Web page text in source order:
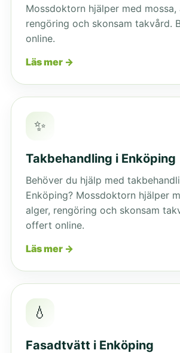
Mossdoktorn hjälper med mossa,
rengöring och skonsam takvård.
online.
Läs mer →
✨
Takbehandling i Enköping
Behöver du hjälp med
Enköping? Mossdoktorn hjälper
alger, rengöring och skonsam
offert online.
Läs mer →
💧
Fasadtvätt i Enköping